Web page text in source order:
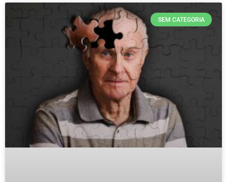
SEM CATEGORIA